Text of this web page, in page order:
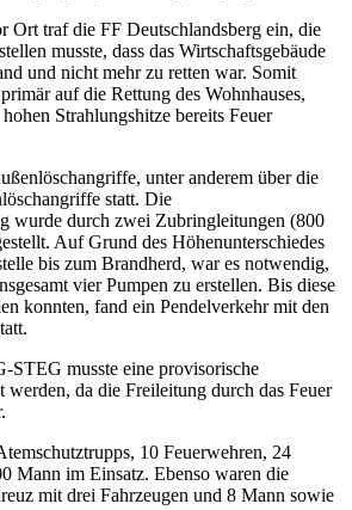
Ort traf die FF Deutschlandsberg ein, die
musste, dass das Wirtschaftsgebäude
und nicht mehr zu retten war. Somit
auf die Rettung des Wohnhauses,
Strahlungshitze bereits Feuer
unter anderem über die
statt. Die
wurde durch zwei Zubringleitungen (800
Auf Grund des Höhenunterschiedes
bis zum Brandherd, war es notwendig,
vier Pumpen zu erstellen. Bis diese
konnten, fand ein Pendelverkehr mit den
STEG musste eine provisorische
werden, da die Freileitung durch das Feuer
10 Feuerwehren, 24
Mann im Einsatz. Ebenso waren die
mit drei Fahrzeugen und 8 Mann sowie